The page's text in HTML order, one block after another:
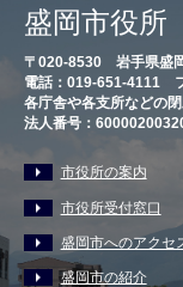
盛岡市役所
〒020-8530 岩手県盛
電話：019-651-4111
各庁舎や各支所などの
法人番号：
市役所の案内
市役所受付窓口
盛岡市へのアクセ
盛岡市の紹介